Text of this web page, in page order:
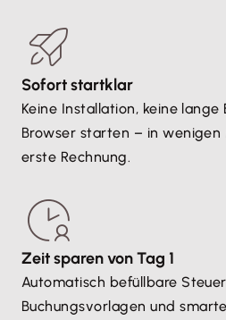
Sofort startklar
Keine Installation, keine
Browser starten – in
erste Rechnung.
Zeit sparen von Tag 1
Automatisch befüllbare
Buchungsvorlagen und